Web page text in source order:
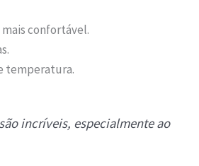
confortável.
temperatura.
incríveis, especialmente ao